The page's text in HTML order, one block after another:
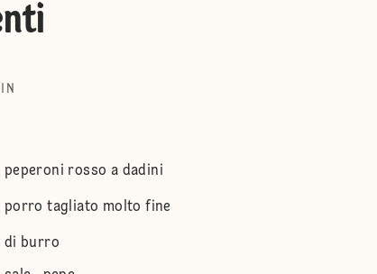
peperoni rosso a dadini
porro tagliato molto fine
di burro